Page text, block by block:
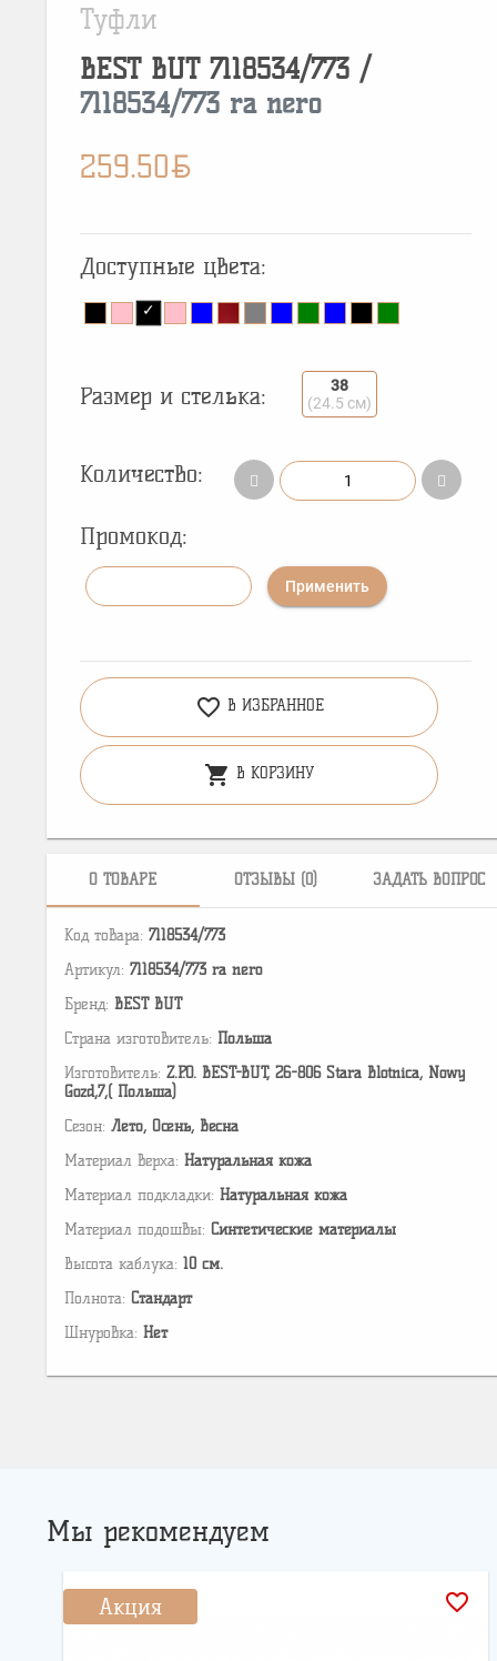
Туфли
BEST BUT 7118534/773 /
7118534/773 ra nero
259.50BYN
Доступные цвета:
Размер и стелька:
38
(24.5 см)
Количество:
Промокод:
Применить
favorite_border В ИЗБРАННОЕ
shopping_cart В КОРЗИНУ
О ТОВАРЕ ОТЗЫВЫ (0) ЗАДАТЬ ВОПРОС
Код товара: 7118534/773
Артикул: 7118534/773 ra nero
Бренд: BEST BUT
Страна изготовитель: Польша
Изготовитель: Z.P.O. BEST-BUT, 26-806 Stara Blotnica, Nowy
Gozd,7,( Польша)
Сезон: Лето, Осень, Весна
Материал верха: Натуральная кожа
Материал подкладки: Натуральная кожа
Материал подошвы: Cинтетические материалы
Высота каблука: 10 см.
Полнота: Стандарт
Шнуровка: Нет
Мы рекомендуем
Акция favorite_border